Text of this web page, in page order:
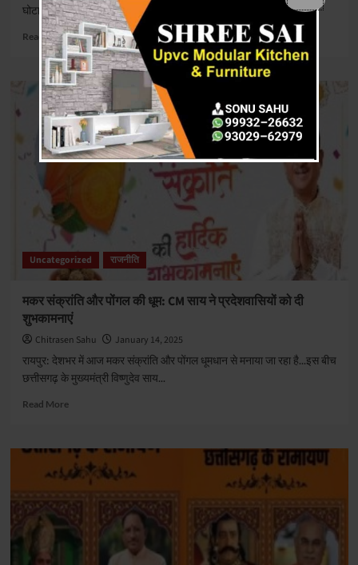
घोटाला मामले में गिरफ्तार कर लिया गया है...बता दें कि...
Read MoreRead
more
about
शराब
घोटाला
मामले
में
बड़ी
कार्रवाई:
मंत्री
कवासी
लखमा
गिरफ्तार
Uncategorized राजनीति
मकर संक्रांति और पोंगल की धूम: CM साय ने प्रदेशवासियों को दी
शुभकामनाएं
Chitrasen Sahu
January 14, 2025
रायपुर: देशभर में आज मकर संक्रांति और पोंगल धूमधान से मनाया जा रहा है...इस बीच
छत्तीसगढ़ के मुख्यमंत्री विष्णुदेव साय...
Read MoreRead
मकर
संक्रांति
और
CM